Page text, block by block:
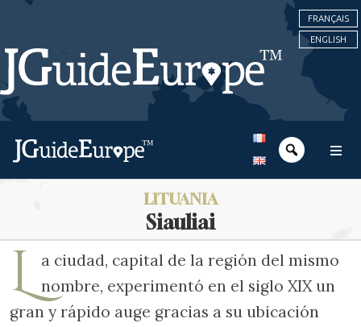
FRANÇAIS
ENGLISH
LITUANIA
Siauliai
L a ciudad, capital de la región del mismo
nombre, experimentó en el siglo XIX un
gran y rápido auge gracias a su ubicación